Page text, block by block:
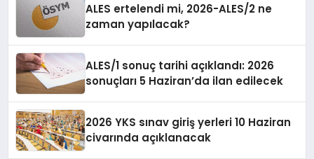
ALES ertelendi mi, 2026-ALES/2 ne
zaman yapılacak?
ALES/1 sonuç tarihi açıklandı: 2026
sonuçları 5 Haziran’da ilan edilecek
2026 YKS sınav giriş yerleri 10 Haziran
civarında açıklanacak